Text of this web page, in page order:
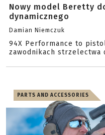
Nowy model Beretty
dynamicznego
Damian Niemczuk
94X Performance to
zawodnikach strzelectwa
PARTS AND ACCESSORIES